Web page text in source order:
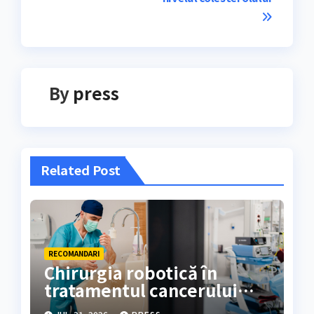
By press
Related Post
RECOMANDARI
Chirurgia robotică în
tratamentul cancerului
colorectal